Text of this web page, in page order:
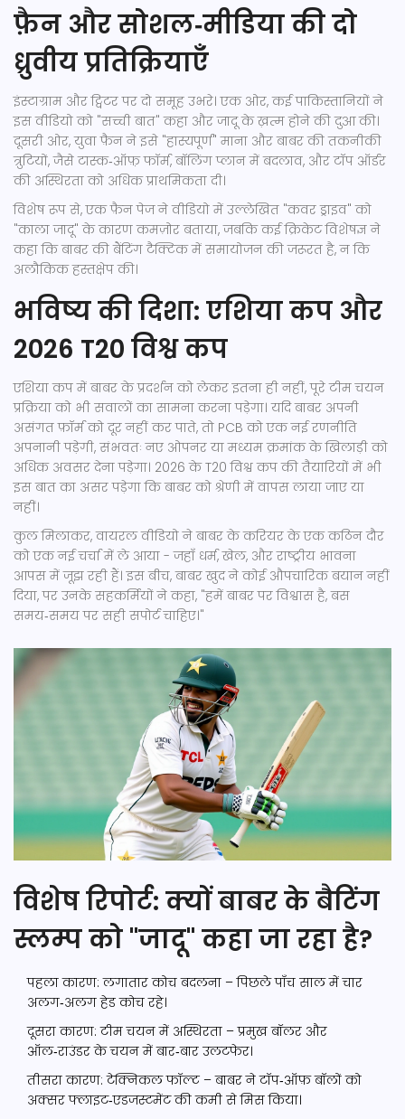
फ़ैन और सोशल‑मीडिया की दो
ध्रुवीय प्रतिक्रियाएँ
इंस्टाग्राम और ट्विटर पर दो समूह उभरे। एक ओर, कई पाकिस्तानियों ने
इस वीडियो को "सच्ची बात" कहा और जादू के ख़त्म होने की दुआ की।
दूसरी ओर, युवा फ़ैन ने इसे "हास्यपूर्ण" माना और बाबर की तकनीकी
त्रुटियों, जैसे टास्क‑ऑफ़़ फॉर्म, बॉलिंग प्लान में बदलाव, और टॉप ऑर्डर
की अस्थिरता को अधिक प्राथमिकता दी।
विशेष रूप से, एक फ़ैन पेज ने वीडियो में उल्लेखित "कवर ड्राइव" को
"काला जादू" के कारण कमज़ोर बताया, जबकि कई क्रिकेट विशेषज्ञ ने
कहा कि बाबर की बैंटिंग टैक्टिक में समायोजन की जरूरत है, न कि
अलौकिक हस्तक्षेप की।
भविष्य की दिशा: एशिया कप और
2026 T20 विश्व कप
एशिया कप में बाबर के प्रदर्शन को लेकर इतना ही नहीं, पूरे टीम चयन
प्रक्रिया को भी सवालों का सामना करना पड़ेगा। यदि बाबर अपनी
असंगत फ़ॉर्म को दूर नहीं कर पाते, तो PCB को एक नई रणनीति
अपनानी पड़ेगी, संभवतः नए ओपनर या मध्यम क्रमांक के खिलाड़ी को
अधिक अवसर देना पड़ेगा। 2026 के T20 विश्व कप की तैयारियों में भी
इस बात का असर पड़ेगा कि बाबर को श्रेणी में वापस लाया जाए या
नहीं।
कुल मिलाकर, वायरल वीडियो ने बाबर के करियर के एक कठिन दौर
को एक नई चर्चा में ले आया - जहाँ धर्म, खेल, और राष्ट्रीय भावना
आपस में जूझ रही हैं। इस बीच, बाबर खुद ने कोई औपचारिक बयान नहीं
दिया, पर उनके सहकर्मियों ने कहा, "हमें बाबर पर विश्वास है, बस
समय‑समय पर सही सपोर्ट चाहिए।"
विशेष रिपोर्ट: क्यों बाबर के बैटिंग
स्लम्प को "जादू" कहा जा रहा है?
पहला कारण: लगातार कोच बदलना – पिछले पाँच साल में चार
अलग‑अलग हेड कोच रहे।
दूसरा कारण: टीम चयन में अस्थिरता – प्रमुख बॉलर और
ऑल‑राउंडर के चयन में बार‑बार उलटफेर।
तीसरा कारण: टेक्निकल फॉल्ट – बाबर ने टॉप‑ऑफ़ बॉलों को
अक्सर फ्लाइट‑एडजस्टमेंट की कमी से मिस किया।